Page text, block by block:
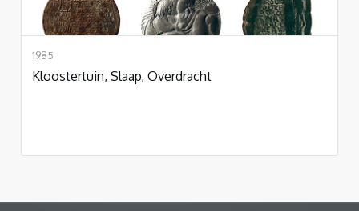
1985
Kloostertuin, Slaap, Overdracht